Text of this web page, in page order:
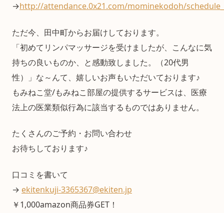
→http://attendance.0x21.com/mominekodoh/
ただ今、田中町からお届けしております。
「初めてリンパマッサージを受けましたが、こんなに気
持ちの良いものか、と感動致しました。（20代男
性）」な～んて、嬉しいお声もいただいております♪
もみねこ堂/もみねこ部屋の提供するサービスは、医療
法上の医業類似行為に該当するものではありません。
たくさんのご予約・お問い合わせ
お待ちしております♪
口コミを書いて
→ ekitenkuji-3365367@ekiten.jp
￥1,000amazon商品券GET！